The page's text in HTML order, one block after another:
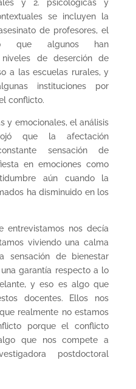
y 2. psicológicas y
se incluyen la
de profesores, el
que algunos han
de deserción de
a las escuelas rurales, y
instituciones por
conflicto.
y emocionales, el análisis
que la afectación
sensación de
en emociones como
aún cuando la
ha disminuido en los
entrevistamos nos decía
viviendo una calma
sensación de bienestar
garantía respecto a lo
y eso es algo que
docentes. Ellos nos
realmente no estamos
porque el conflicto
que nos compete a
postdoctoral